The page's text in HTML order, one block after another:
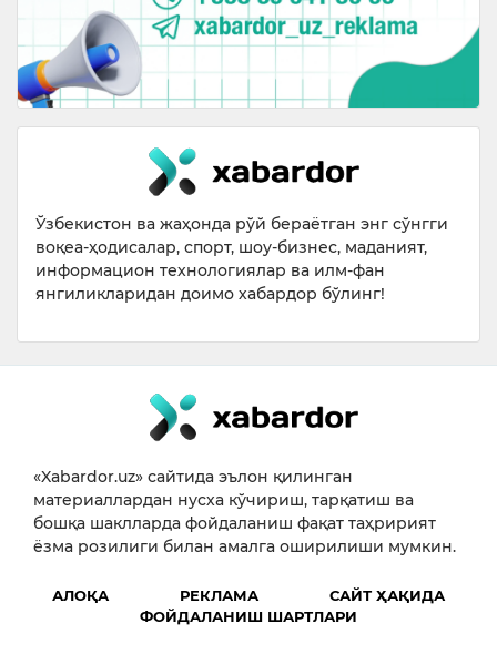
Ўзбекистон ва жаҳонда рўй бераётган энг сўнгги
воқеа-ҳодисалар, спорт, шоу-бизнес, маданият,
информацион технологиялар ва илм-фан
янгиликларидан доимо хабардор бўлинг!
«Xabardor.uz» сайтида эълон қилинган
материаллардан нусха кўчириш, тарқатиш ва
бошқа шаклларда фойдаланиш фақат таҳририят
ёзма розилиги билан амалга оширилиши мумкин.
АЛОҚА РЕКЛАМА
САЙТ ҲАҚИДА
ФОЙДАЛАНИШ ШАРТЛАРИ